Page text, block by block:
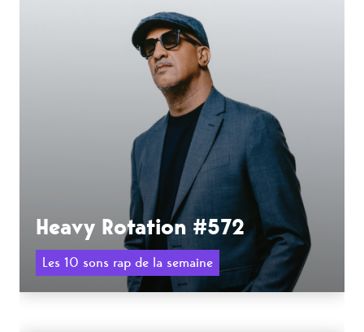
Heavy Rotation #572
Les 10 sons rap de la semaine